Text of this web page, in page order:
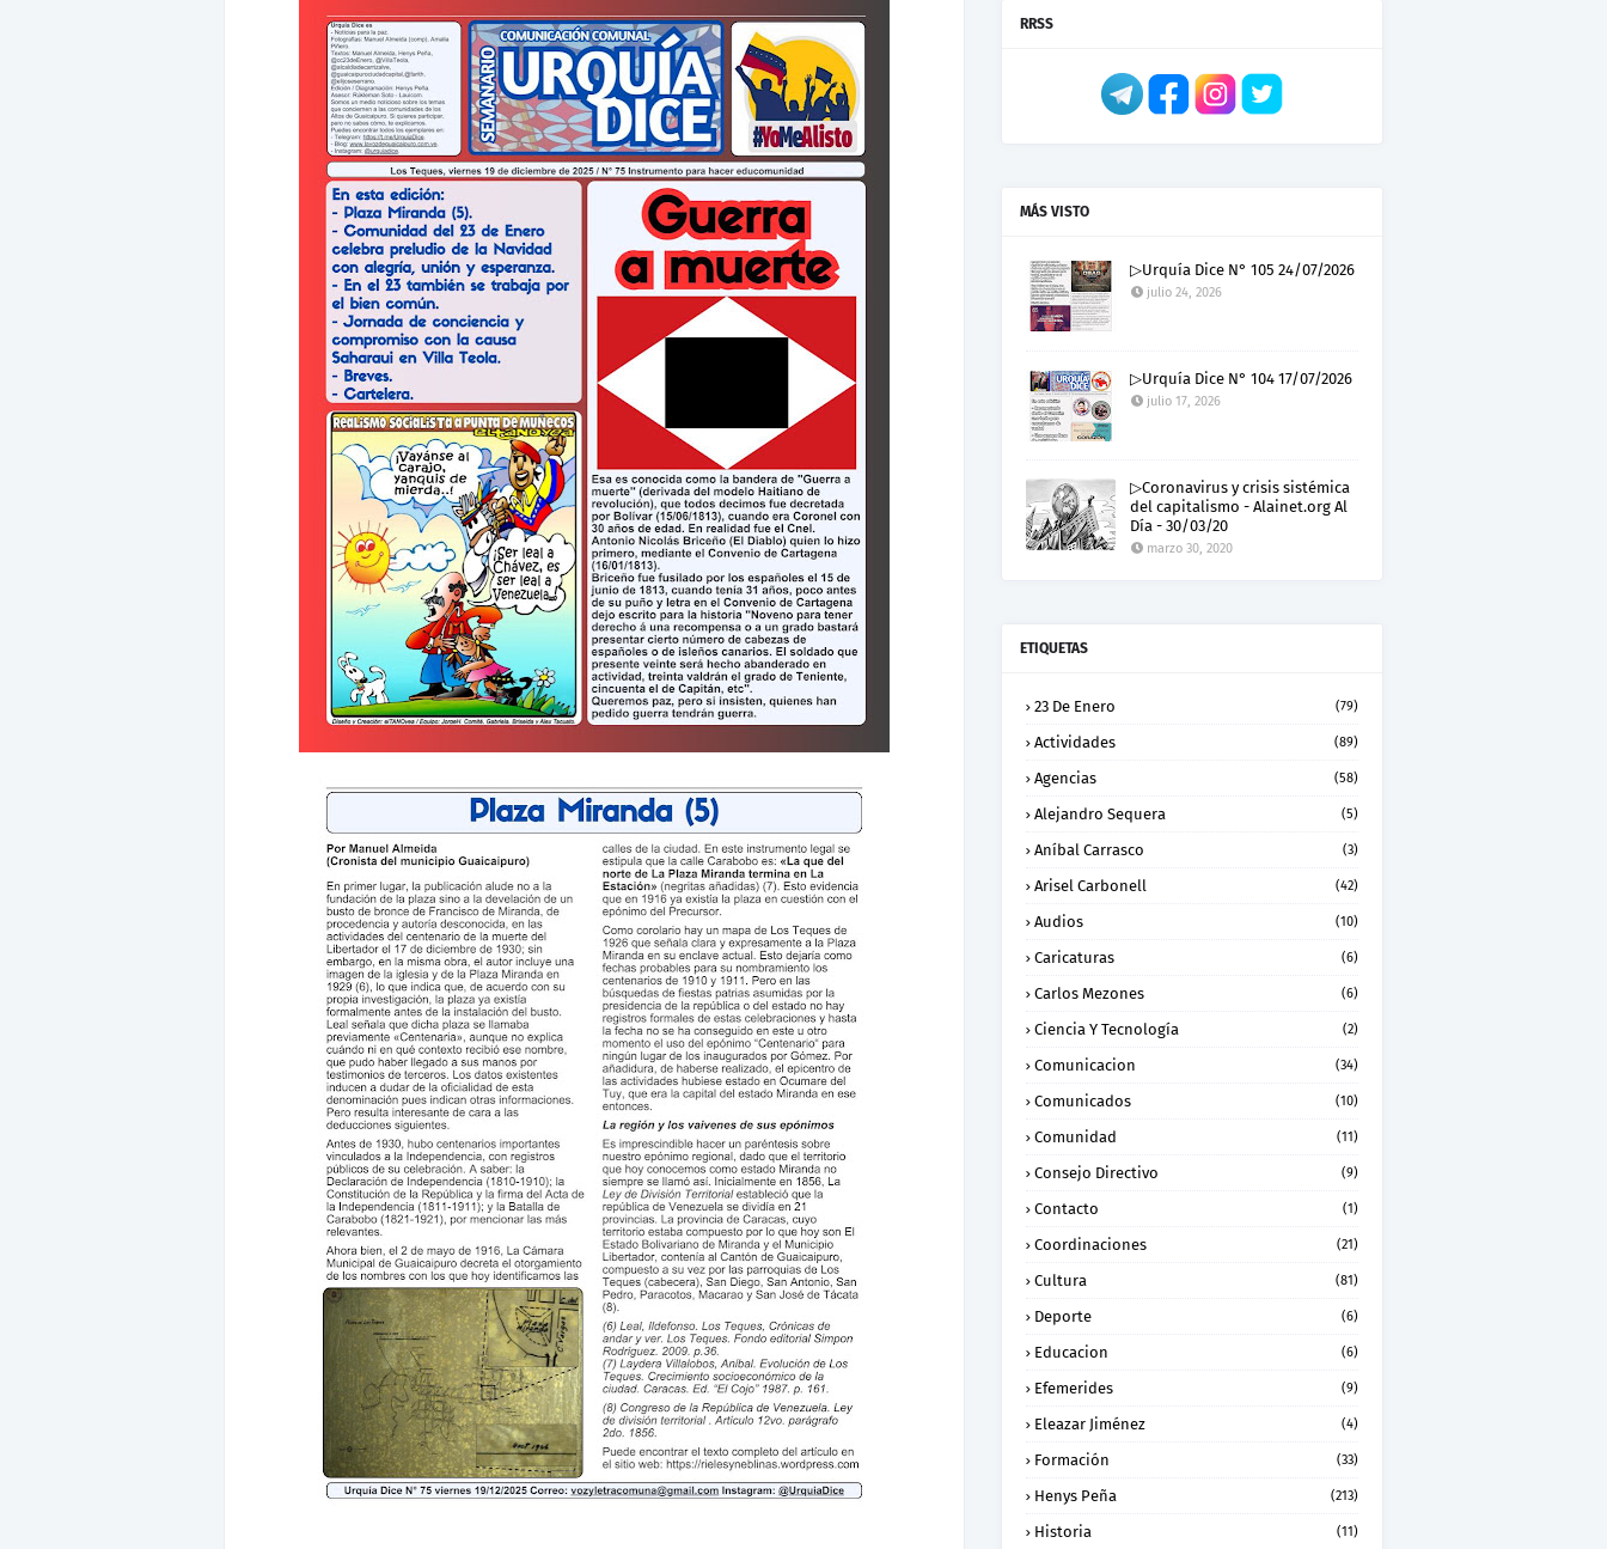
RRSS
MÁS VISTO
▷Urquía Dice N° 105 24/07/2026
julio 24, 2026
▷Urquía Dice N° 104 17/07/2026
julio 17, 2026
▷Coronavirus y crisis sistémica
del capitalismo - Alainet.org Al
Día - 30/03/20
marzo 30, 2020
ETIQUETAS
23 De Enero (79)
Actividades (89)
Agencias (58)
Alejandro Sequera (5)
Aníbal Carrasco (3)
Arisel Carbonell (42)
Audios (10)
Caricaturas (6)
Carlos Mezones (6)
Ciencia Y Tecnología (2)
Comunicacion (34)
Comunicados (10)
Comunidad (11)
Consejo Directivo (9)
Contacto (1)
Coordinaciones (21)
Cultura (81)
Deporte (6)
Educacion (6)
Efemerides (9)
Eleazar Jiménez (4)
Formación (33)
Henys Peña (213)
Historia (11)